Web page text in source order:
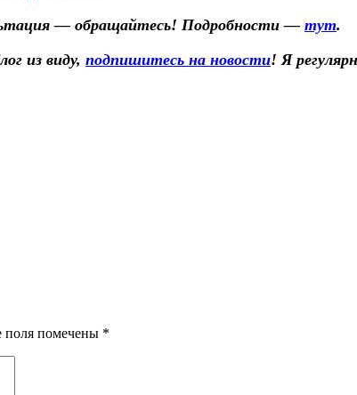
— обращайтесь! Подробности — тут.
из виду, подпишитесь на новости! Я
поля помечены *